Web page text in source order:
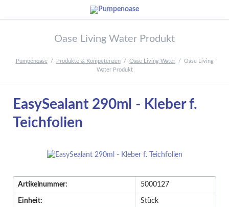
Oase Living Water Produkt
Pumpenoase Produkte & Kompetenzen Oase Living Water
Oase Living
Water Produkt
EasySealant 290ml - Kleber f.
Teichfolien
Artikelnummer: 5000127
Einheit: Stück